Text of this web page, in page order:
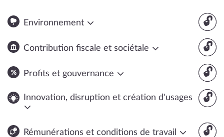
🔓
Environnement
🔓
Contribution fiscale et sociétale
🔓
Profits et gouvernance
🔓
Innovation, disruption et création d'usages
🔓
Rémunérations et conditions de travail